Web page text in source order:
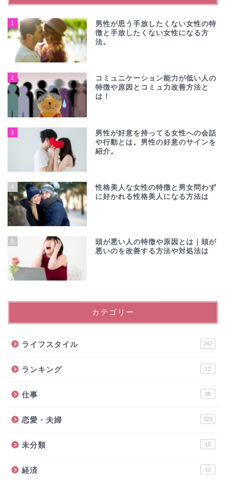
1
男性が思う手放したくない女性の特
徴と手放したくない女性になる方
法。
2
コミュニケーション能力が低い人の
特徴や原因とコミュ力改善方法と
は！
3
男性が好意を持ってる女性への会話
や行動とは。男性の好意のサインを
紹介。
4
性格美人な女性の特徴と男女問わず
に好かれる性格美人になる方法は
5
頭が悪い人の特徴や原因とは｜頭が
悪いのを改善する方法や対処法は
カテゴリー
ライフスタイル 247
ランキング 12
仕事 38
恋愛・夫婦 323
未分類 15
経済 12